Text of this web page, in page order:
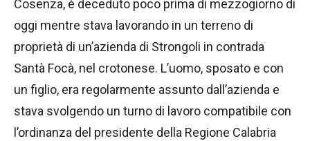
Cosenza, è deceduto poco prima di mezzogiorno di
oggi mentre stava lavorando in un terreno di
proprietà di un’azienda di Strongoli in contrada
Santà Focà, nel crotonese. L’uomo, sposato e con
un figlio, era regolarmente assunto dall’azienda e
stava svolgendo un turno di lavoro compatibile con
l’ordinanza del presidente della Regione Calabria